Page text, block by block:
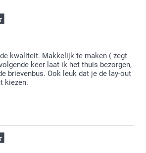
kwaliteit. Makkelijk te maken ( zegt
keer laat ik het thuis bezorgen,
brievenbus. Ook leuk dat je de lay-out
kiezen.
je review. Wat leuk om te horen dat je